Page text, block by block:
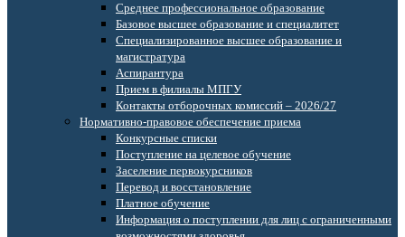
Среднее профессиональное образование
Базовое высшее образование и специалитет
Специализированное высшее образование и
магистратура
Аспирантура
Прием в филиалы МПГУ
Контакты отборочных комиссий – 2026/27
Нормативно-правовое обеспечение приема
Конкурсные списки
Поступление на целевое обучение
Заселение первокурсников
Перевод и восстановление
Платное обучение
Информация о поступлении для лиц с ограниченными